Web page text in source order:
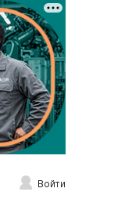
Войти